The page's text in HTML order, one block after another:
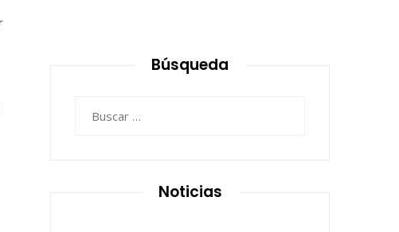
Búsqueda
Noticias